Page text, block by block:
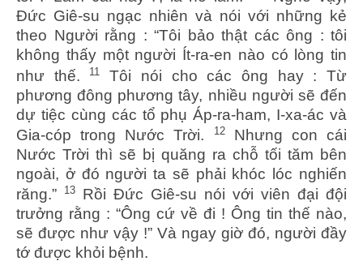
Đức Giê-su ngạc nhiên và nói với những kẻ
theo Người rằng : “Tôi bảo thật các ông : tôi
không thấy một người Ít-ra-en nào có lòng tin
như thế.
11
Tôi nói cho các ông hay : Từ
phương đông phương tây, nhiều người sẽ đến
dự tiệc cùng các tổ phụ Áp-ra-ham, I-xa-ác và
Gia-cóp trong Nước Trời.
12Nhưng con cái
Nước Trời thì sẽ bị quăng ra chỗ tối tăm bên
ngoài, ở đó người ta sẽ phải khóc lóc nghiến
răng.”
13
Rồi Đức Giê-su nói với viên đại đội
trưởng rằng : “Ông cứ về đi ! Ông tin thế nào,
sẽ được như vậy !” Và ngay giờ đó, người đầy
tớ được khỏi bệnh.